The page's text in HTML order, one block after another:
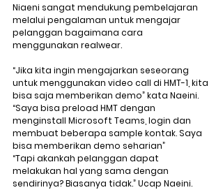
Niaeni sangat mendukung pembelajaran
melalui pengalaman untuk mengajar
pelanggan bagaimana cara
menggunakan realwear.
“Jika kita ingin mengajarkan seseorang
untuk menggunakan video call di HMT-1, kita
bisa saja memberikan demo” kata Naeini.
“Saya bisa preload HMT dengan
menginstall Microsoft Teams, login dan
membuat beberapa sample kontak. Saya
bisa memberikan demo seharian”
“Tapi akankah pelanggan dapat
melakukan hal yang sama dengan
sendirinya? Biasanya tidak.” Ucap Naeini.